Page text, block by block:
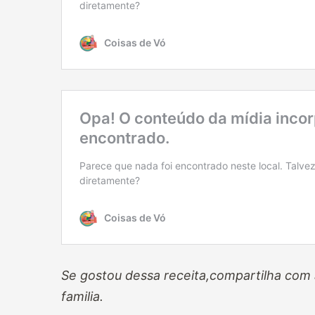
Se gostou dessa receita,compartilha
familia.